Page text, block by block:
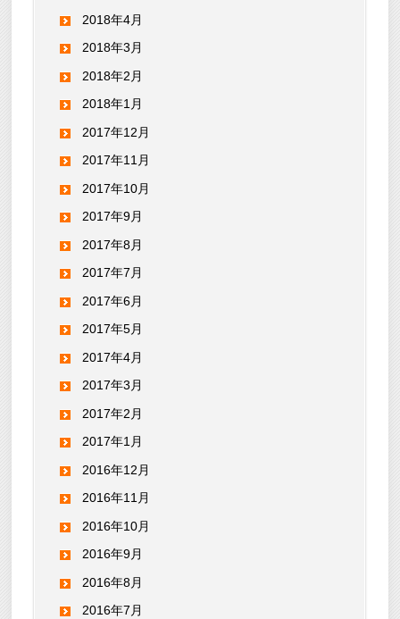
2018年4月
2018年3月
2018年2月
2018年1月
2017年12月
2017年11月
2017年10月
2017年9月
2017年8月
2017年7月
2017年6月
2017年5月
2017年4月
2017年3月
2017年2月
2017年1月
2016年12月
2016年11月
2016年10月
2016年9月
2016年8月
2016年7月